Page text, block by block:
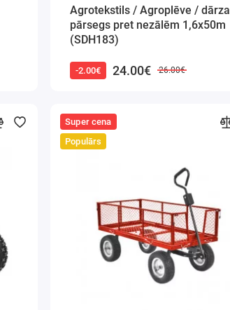
Agrotekstils / Agroplēve / dārza
pārsegs pret nezālēm 1,6x50m
(SDH183)
-2.00€ 24.00€ 26.00€
Super cena
Populārs